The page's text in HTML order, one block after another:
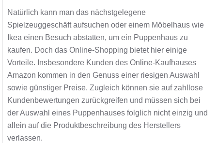
Natürlich kann man das nächstgelegene
Spielzeuggeschäft aufsuchen oder einem Möbelhaus wie
Ikea einen Besuch abstatten, um ein Puppenhaus zu
kaufen. Doch das Online-Shopping bietet hier einige
Vorteile. Insbesondere Kunden des Online-Kaufhauses
Amazon kommen in den Genuss einer riesigen Auswahl
sowie günstiger Preise. Zugleich können sie auf zahllose
Kundenbewertungen zurückgreifen und müssen sich bei
der Auswahl eines Puppenhauses folglich nicht einzig und
allein auf die Produktbeschreibung des Herstellers
verlassen.